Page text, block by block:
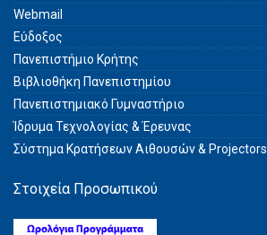
Webmail
Εύδοξος
Πανεπιστήμιο Κρήτης
Βιβλιοθήκη Πανεπιστημίου
Πανεπιστημιακό Γυμναστήριο
Ίδρυμα Τεχνολογίας & Έρευνας
Σύστημα Kρατήσεων Αιθουσών & Projectors
Στοιχεία Προσωπικού